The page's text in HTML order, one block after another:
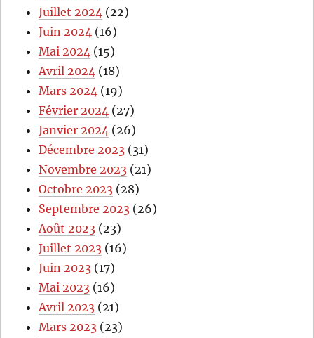
Juillet 2024 (22)
Juin 2024 (16)
Mai 2024 (15)
Avril 2024 (18)
Mars 2024 (19)
Février 2024 (27)
Janvier 2024 (26)
Décembre 2023 (31)
Novembre 2023 (21)
Octobre 2023 (28)
Septembre 2023 (26)
Août 2023 (23)
Juillet 2023 (16)
Juin 2023 (17)
Mai 2023 (16)
Avril 2023 (21)
Mars 2023 (23)